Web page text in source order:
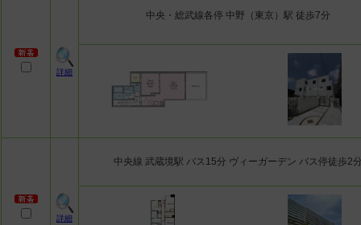
詳細
中央・総武線各停 中野（東京）駅 徒歩7分
詳細
中央線 武蔵境駅 バス15分 ヴィーガーデン バス停徒歩2